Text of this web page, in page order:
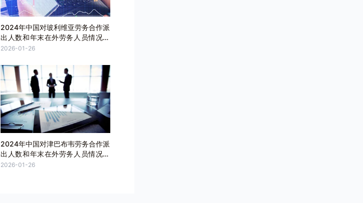
2024年中国对玻利维亚劳务合作派
出人数和年末在外劳务人员情况统
计
2026-01-26
2024年中国对津巴布韦劳务合作派
出人数和年末在外劳务人员情况统
计
2026-01-26